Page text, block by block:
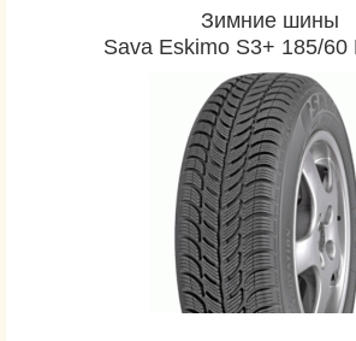
Зимние шины
Sava Eskimo S3+ 185/60